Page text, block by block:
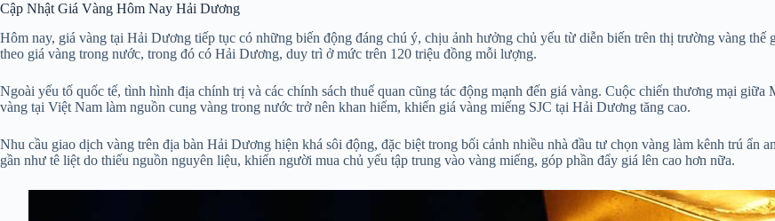
Cập Nhật Giá Vàng Hôm Nay Hải Dương
Hôm nay, giá vàng tại Hải Dương tiếp tục có những biến động đáng chú ý, chịu ảnh hưởng chủ yếu từ diễn biến trên thị trường vàng
theo giá vàng trong nước, trong đó có Hải Dương, duy trì ở mức trên 120 triệu đồng mỗi lượng.
Ngoài yếu tố quốc tế, tình hình địa chính trị và các chính sách thuế quan cũng tác động mạnh đến giá vàng. Cuộc chiến thương mại
vàng tại Việt Nam làm nguồn cung vàng trong nước trở nên khan hiếm, khiến giá vàng miếng SJC tại Hải Dương tăng cao.
Nhu cầu giao dịch vàng trên địa bàn Hải Dương hiện khá sôi động, đặc biệt trong bối cảnh nhiều nhà đầu tư chọn vàng làm kênh trú ẩn
gần như tê liệt do thiếu nguồn nguyên liệu, khiến người mua chủ yếu tập trung vào vàng miếng, góp phần đẩy giá lên cao hơn nữa.